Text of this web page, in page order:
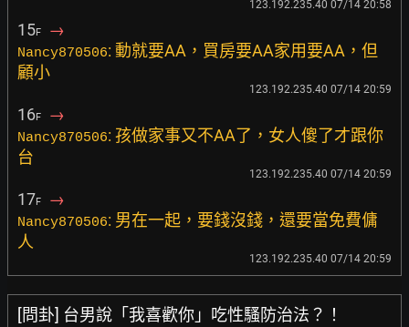
123.192.235.40 07/14 20:58
15F →
Nancy870506: 動就要AA，買房要AA家用要AA，但
顧小
123.192.235.40 07/14 20:59
16F →
Nancy870506: 孩做家事又不AA了，女人傻了才跟你
台
123.192.235.40 07/14 20:59
17F →
Nancy870506: 男在一起，要錢沒錢，還要當免費傭
人
123.192.235.40 07/14 20:59
[問卦] 台男說「我喜歡你」吃性騷防治法？！